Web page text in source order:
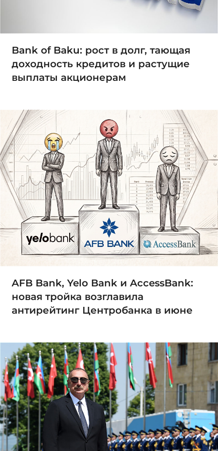
Bank of Baku: рост в долг, тающая
доходность кредитов и растущие
выплаты акционерам
AFB Bank, Yelo Bank и AccessBank:
новая тройка возглавила
антирейтинг Центробанка в июне